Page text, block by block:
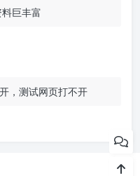
巨丰富
，测试网页打不开